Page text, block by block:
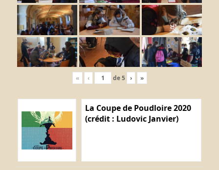
« ‹ de5 › »
La Coupe de Poudloire 2020
(crédit : Ludovic Janvier)